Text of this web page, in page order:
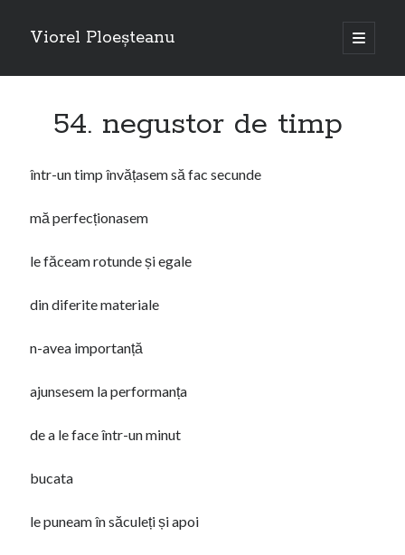
Viorel Ploeșteanu
open
primary
Sidebar
Search
Emigranții, de Viorel Ploeșteanu – piesă de teatru la Dublin
Ploeșteanu
A doua femeie cu cărucior
O „călătorii” la Londra
54. negustor de timp
într-un timp învățasem să fac secunde
mă perfecționasem
le făceam rotunde și egale
din diferite materiale
n-avea importanță
ajunsesem la performanța
de a le face într-un minut
bucata
le puneam în săculeți și apoi